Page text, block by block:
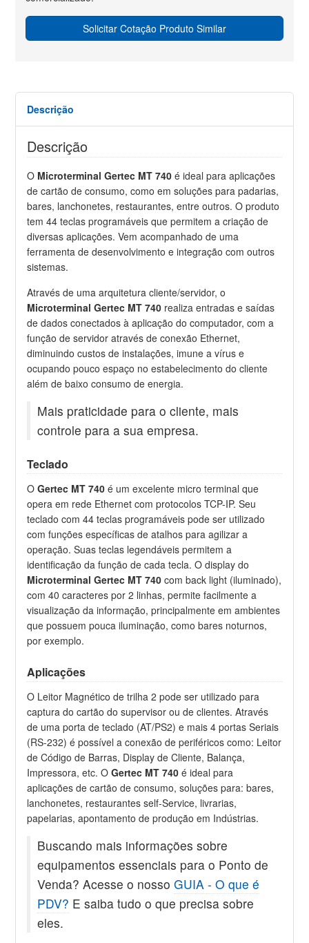
Solicitar Cotação Produto Similar
Descrição
Descrição
O Microterminal Gertec MT 740 é ideal para aplicações
de cartão de consumo, como em soluções para padarias,
bares, lanchonetes, restaurantes, entre outros. O produto
tem 44 teclas programáveis que permitem a criação de
diversas aplicações. Vem acompanhado de uma
ferramenta de desenvolvimento e integração com outros
sistemas.
Através de uma arquitetura cliente/servidor, o
Microterminal Gertec MT 740 realiza entradas e saídas
de dados conectados à aplicação do computador, com a
função de servidor através de conexão Ethernet,
diminuindo custos de instalações, imune a vírus e
ocupando pouco espaço no estabelecimento do cliente
além de baixo consumo de energia.
Mais praticidade para o cliente, mais
controle para a sua empresa.
Teclado
OGertec MT 740 é um excelente micro terminal que
opera em rede Ethernet com protocolos TCP-IP. Seu
teclado com 44 teclas programáveis pode ser utilizado
com funções específicas de atalhos para agilizar a
operação. Suas teclas legendáveis permitem a
identificação da função de cada tecla. O display do
Microterminal Gertec MT 740 com back light (iluminado),
com 40 caracteres por 2 linhas, permite facilmente a
visualização da informação, principalmente em ambientes
que possuem pouca iluminação, como bares noturnos,
por exemplo.
Aplicações
O Leitor Magnético de trilha 2 pode ser utilizado para
captura do cartão do supervisor ou de clientes. Através
de uma porta de teclado (AT/PS2) e mais 4 portas Seriais
(RS-232) é possível a conexão de periféricos como: Leitor
de Código de Barras, Display de Cliente, Balança,
Impressora, etc. OGertec MT 740 é ideal para
aplicações de cartão de consumo, soluções para: bares,
lanchonetes, restaurantes self-Service, livrarias,
papelarias, apontamento de produção em Indústrias.
Buscando mais informações sobre
equipamentos essenciais para o Ponto de
Venda? Acesse o nossoGUIA - O que é
PDV? E saiba tudo o que precisa sobre
eles.